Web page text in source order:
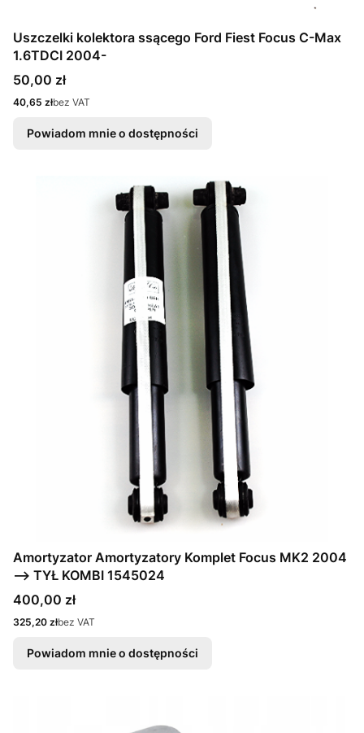
Uszczelki kolektora ssącego Ford Fiest Focus C-Max
1.6TDCI 2004-
Cena
50,00 zł
Cena
40,65 złbez VAT
Powiadom mnie o dostępności
Amortyzator Amortyzatory Komplet Focus MK2 2004
--> TYŁ KOMBI 1545024
Cena
400,00 zł
Cena
325,20 złbez VAT
Powiadom mnie o dostępności